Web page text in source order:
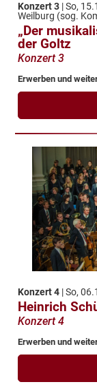
Konzert 3 | So,
Weilburg (sog.
„Der
der Goltz
Konzert 3
Erwerben und
Konzert 4 | So,
Heinrich
Konzert 4
Erwerben und